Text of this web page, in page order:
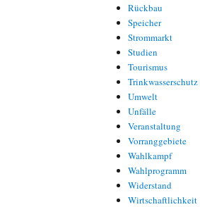
Rückbau
Speicher
Strommarkt
Studien
Tourismus
Trinkwasserschutz
Umwelt
Unfälle
Veranstaltung
Vorranggebiete
Wahlkampf
Wahlprogramm
Widerstand
Wirtschaftlichkeit